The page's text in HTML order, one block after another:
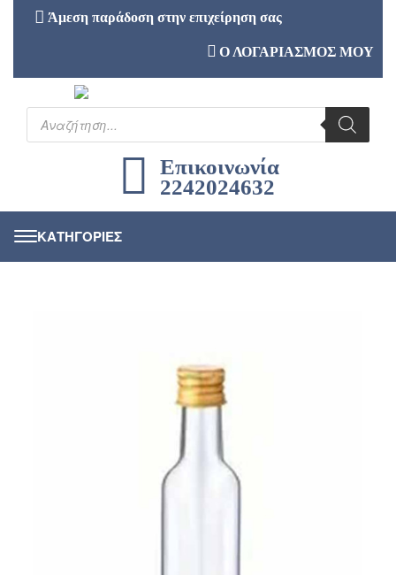
Άμεση παράδοση στην επιχείρηση σας
Ο ΛΟΓΑΡΙΑΣΜΟΣ ΜΟΥ
Επικοινωνία
2242024632